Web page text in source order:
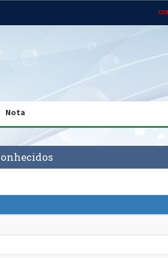
Ministério do
Regional
de Segurança Advocacia-Geral
Nota